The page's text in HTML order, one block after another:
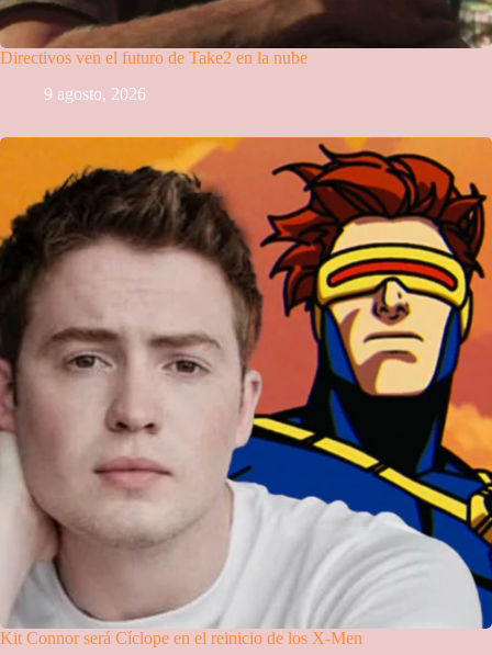
Directivos ven el futuro de Take2 en la nube
9 agosto, 2026
Kit Connor será Cíclope en el reinicio de los X-Men